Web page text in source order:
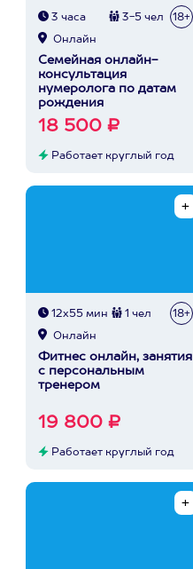
3 часа 3-5 чел 18+
Онлайн
Семейная онлайн-
консультация
нумеролога по датам
рождения
18 500 ₽
Работает круглый год
12х55 мин 1 чел 18+
Онлайн
Фитнес онлайн, занятия
с персональным
тренером
19 800 ₽
Работает круглый год